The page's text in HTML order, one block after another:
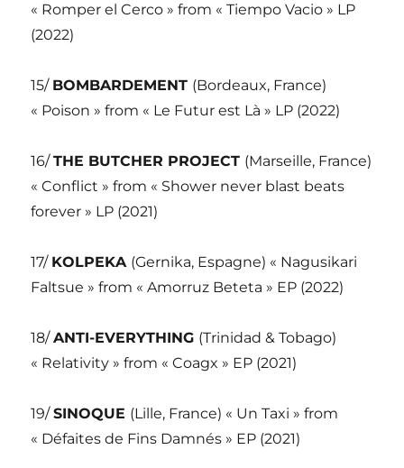
« Romper el Cerco » from « Tiempo Vacio » LP
(2022)
15/ BOMBARDEMENT (Bordeaux, France)
« Poison » from « Le Futur est Là » LP (2022)
16/THE BUTCHER PROJECT (Marseille, France)
« Conflict » from « Shower never blast beats
forever » LP (2021)
17/ KOLPEKA (Gernika, Espagne) « Nagusikari
Faltsue » from « Amorruz Beteta » EP (2022)
18/ANTI-EVERYTHING (Trinidad & Tobago)
« Relativity » from « Coagx » EP (2021)
19/SINOQUE (Lille, France) « Un Taxi » from
« Défaites de Fins Damnés » EP (2021)